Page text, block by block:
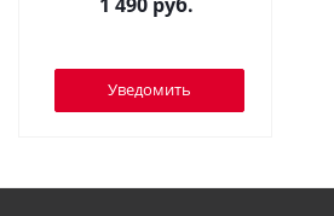
Уведомить